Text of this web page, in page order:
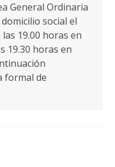
General Ordinaria
social el
19.00 horas en
19.30 horas en
formal de